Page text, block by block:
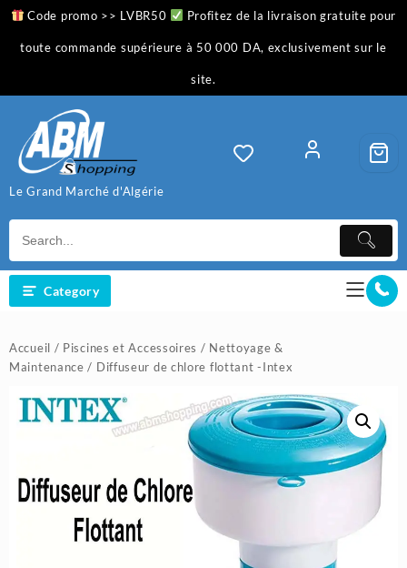
Skip
content
Code promo >> LVBR50 Profitez de la livraison gratuite pour
toute commande supérieure à 50 000 DA, exclusivement sur le
site.
Le Grand Marché d'Algérie
Category
Accueil / Piscines et Accessoires / Nettoyage &
Maintenance / Diffuseur de chlore flottant -Intex